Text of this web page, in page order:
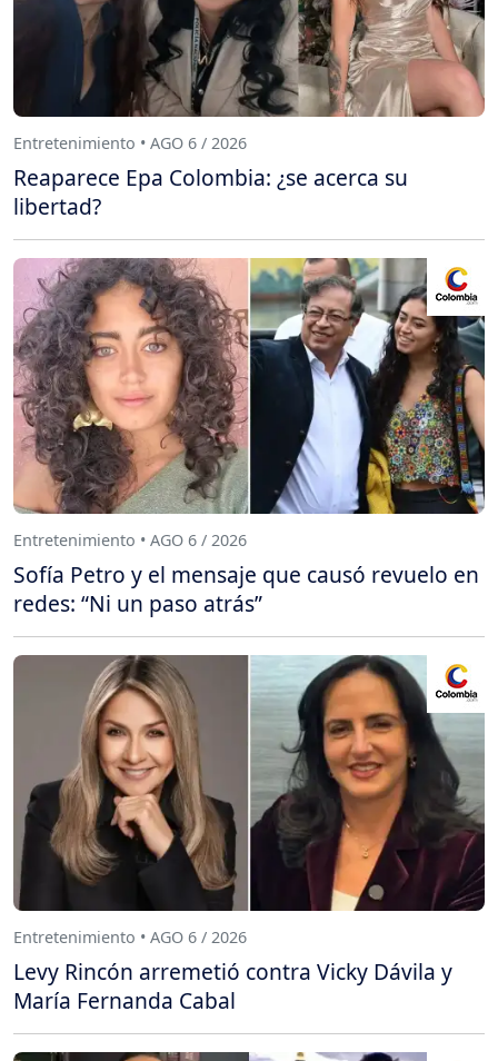
Entretenimiento • AGO 6 / 2026
Reaparece Epa Colombia: ¿se acerca su
libertad?
Entretenimiento • AGO 6 / 2026
Sofía Petro y el mensaje que causó revuelo en
redes: “Ni un paso atrás”
Entretenimiento • AGO 6 / 2026
Levy Rincón arremetió contra Vicky Dávila y
María Fernanda Cabal